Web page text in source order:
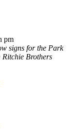
pm
signs for the Park
Brothers